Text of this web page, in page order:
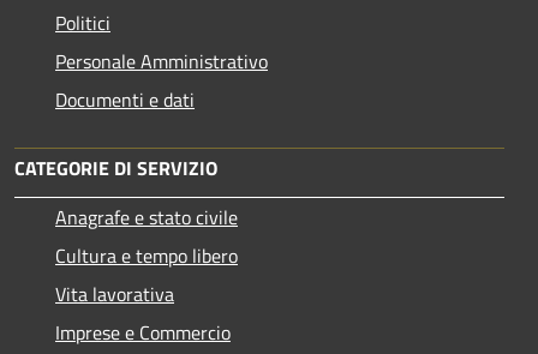
Politici
Personale Amministrativo
Documenti e dati
CATEGORIE DI SERVIZIO
Anagrafe e stato civile
Cultura e tempo libero
Vita lavorativa
Imprese e Commercio